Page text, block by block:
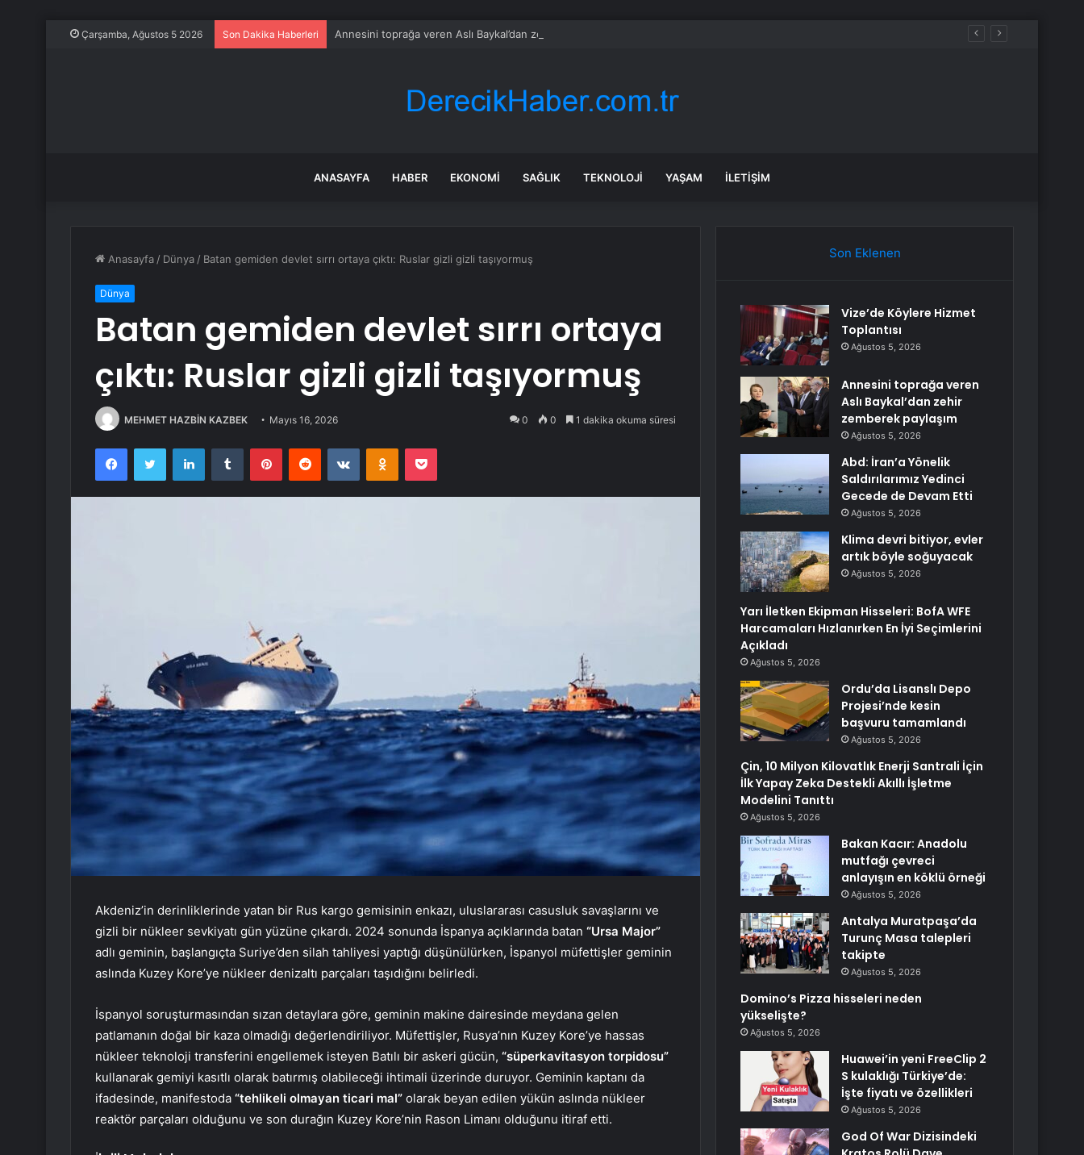
Çarşamba, Ağustos 5 2026 Son Dakika Haberleri Annesini toprağa veren Aslı Baykal’dan zehir zemberek paylaşım
ANASAYFA HABER EKONOMI SAĞLIK TEKNOLOJI YAŞAM İLETIŞIM
Anasayfa / Dünya / Batan gemiden devlet sırrı ortaya çıktı: Ruslar gizli gizli taşıyormuş
Dünya
Batan gemiden devlet sırrı ortaya
çıktı: Ruslar gizli gizli taşıyormuş
MEHMET HAZBİN KAZBEK Mayıs 16, 2026 0 0 1 dakika okuma süresi
FacebookTwitter LinkedInTumblr PinterestReddit VKontakteOdnoklassniki
Pocket
Akdeniz’in derinliklerinde yatan bir Rus kargo gemisinin enkazı, uluslararası casusluk savaşlarını ve
gizli bir nükleer sevkiyatı gün yüzüne çıkardı. 2024 sonunda İspanya açıklarında batan “Ursa Major”
adlı geminin, başlangıçta Suriye’den silah tahliyesi yaptığı düşünülürken, İspanyol müfettişler geminin
aslında Kuzey Kore’ye nükleer denizaltı parçaları taşıdığını belirledi.
İspanyol soruşturmasından sızan detaylara göre, geminin makine dairesinde meydana gelen
patlamanın doğal bir kaza olmadığı değerlendiriliyor. Müfettişler, Rusya’nın Kuzey Kore’ye hassas
nükleer teknoloji transferini engellemek isteyen Batılı bir askeri gücün, “süperkavitasyon torpidosu”
kullanarak gemiyi kasıtlı olarak batırmış olabileceği ihtimali üzerinde duruyor. Geminin kaptanı da
ifadesinde, manifestoda “tehlikeli olmayan ticari mal” olarak beyan edilen yükün aslında nükleer
reaktör parçaları olduğunu ve son durağın Kuzey Kore’nin Rason Limanı olduğunu itiraf etti.
Son Eklenen
Vize’de Köylere Hizmet
Toplantısı
Ağustos 5, 2026
Annesini toprağa veren
Aslı Baykal’dan zehir
zemberek paylaşım
Ağustos 5, 2026
Abd: İran’a Yönelik
Saldırılarımız Yedinci
Gecede de Devam Etti
Ağustos 5, 2026
Klima devri bitiyor, evler
artık böyle soğuyacak
Ağustos 5, 2026
Yarı İletken Ekipman Hisseleri: BofA WFE
Harcamaları Hızlanırken En İyi Seçimlerini
Açıkladı
Ağustos 5, 2026
Ordu’da Lisanslı Depo
Projesi’nde kesin
başvuru tamamlandı
Ağustos 5, 2026
Çin, 10 Milyon Kilovatlık Enerji Santrali İçin
İlk Yapay Zeka Destekli Akıllı İşletme
Modelini Tanıttı
Ağustos 5, 2026
Bakan Kacır: Anadolu
mutfağı çevreci
anlayışın en köklü örneği
Ağustos 5, 2026
Antalya Muratpaşa’da
Turunç Masa talepleri
takipte
Ağustos 5, 2026
Domino’s Pizza hisseleri neden
yükselişte?
Ağustos 5, 2026
Huawei’in yeni FreeClip 2
S kulaklığı Türkiye’de:
İşte fiyatı ve özellikleri
Ağustos 5, 2026
God Of War Dizisindeki